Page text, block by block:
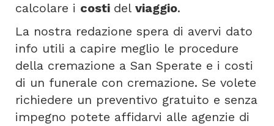
calcolare i costi del viaggio.
La nostra redazione spera di avervi dato
info utili a capire meglio le procedure
della cremazione a San Sperate e i costi
di un funerale con cremazione. Se volete
richiedere un preventivo gratuito e senza
impegno potete affidarvi alle agenzie di